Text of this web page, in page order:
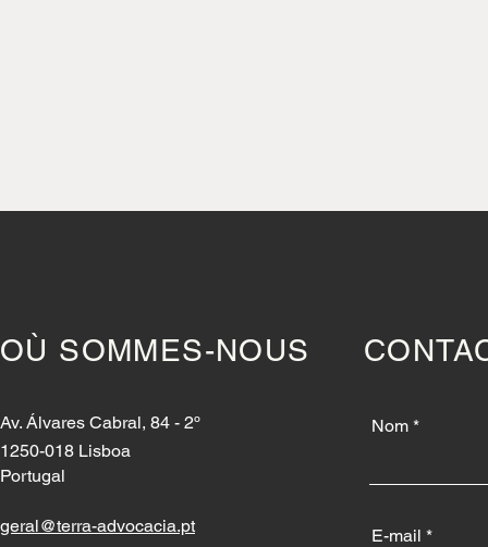
OÙ SOMMES-NOUS
Av. Álvares Cabral, 84 - 2º
1250-018 Lisboa
Portugal
geral@terra-advocacia.pt
Nom
E-mail